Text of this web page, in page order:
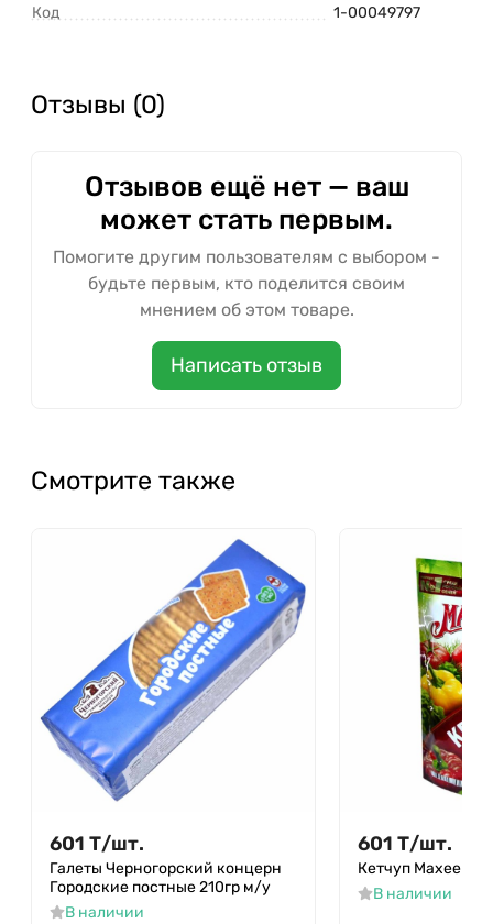
Код 1-00049797
Отзывы (0)
Отзывов ещё нет — ваш
может стать первым.
Помогите другим пользователям с выбором -
будьте первым, кто поделится своим
мнением об этом товаре.
Написать отзыв
Смотрите также
601 Т/шт.
Галеты Черногорский концерн
Городские постные 210гр м/у
В наличии
601 Т/шт.
Кетчуп Махеевъ
В наличии